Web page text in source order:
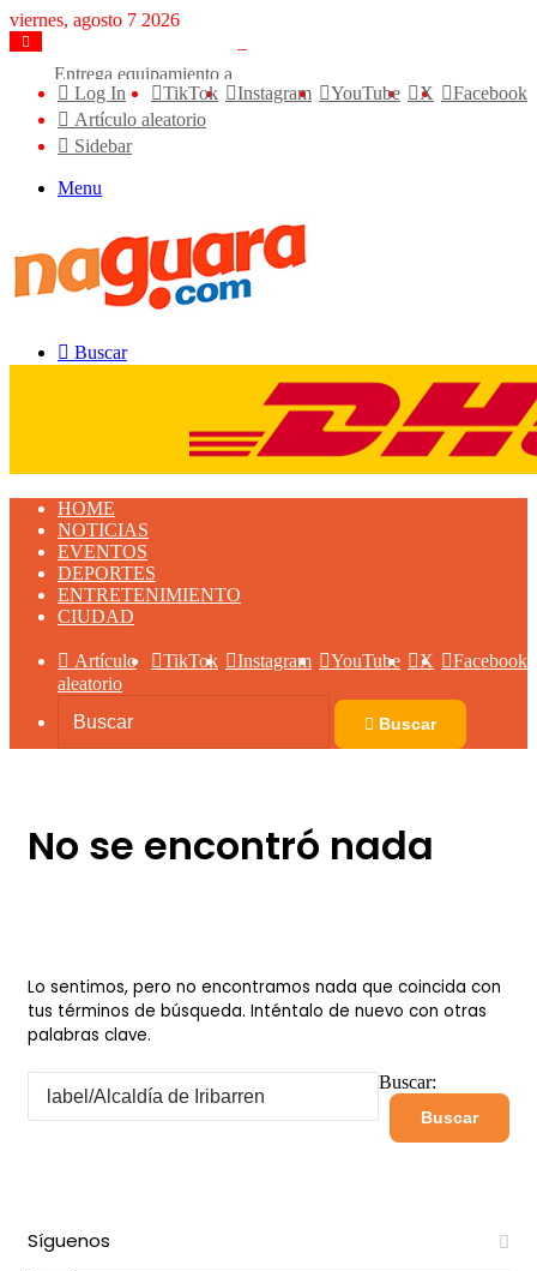
viernes, agosto 7 2026
Facebook
X
YouTube
Instagram
TikTok
Log In
Artículo aleatorio
Sidebar
Menu
Buscar
HOME
NOTICIAS
EVENTOS
DEPORTES
ENTRETENIMIENTO
CIUDAD
Facebook
X
YouTube
Instagram
TikTok
Artículo
aleatorio
Buscar
No se encontró nada
Lo sentimos, pero no encontramos nada que coincida con
tus términos de búsqueda. Inténtalo de nuevo con otras
palabras clave.
Buscar:
Síguenos